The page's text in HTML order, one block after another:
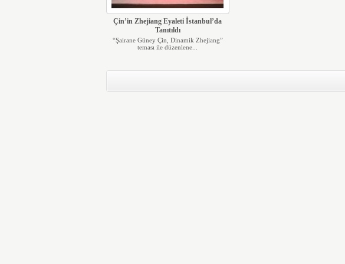
Çin’in Zhejiang Eyaleti İstanbul’da
Tanıtıldı
“Şairane Güney Çin, Dinamik Zhejiang”
teması ile düzenlene...